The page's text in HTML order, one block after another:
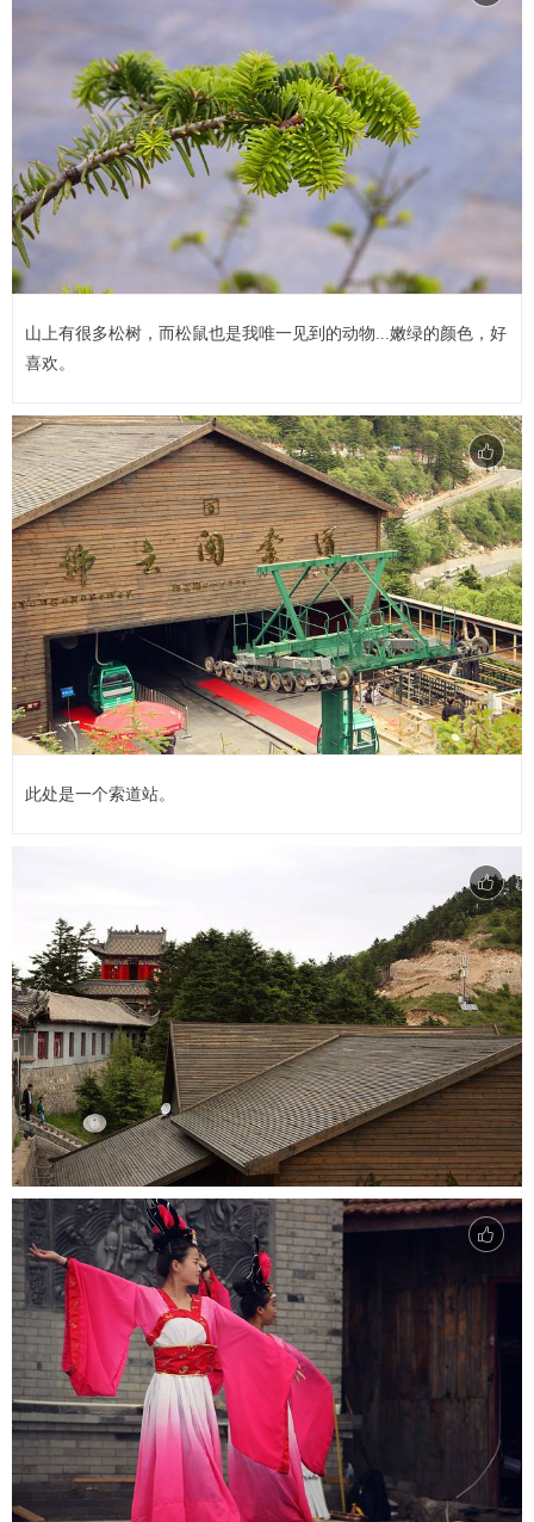
山上有很多松树，而松鼠也是我唯一见到的动物...嫩绿的颜色，好
喜欢。
此处是一个索道站。